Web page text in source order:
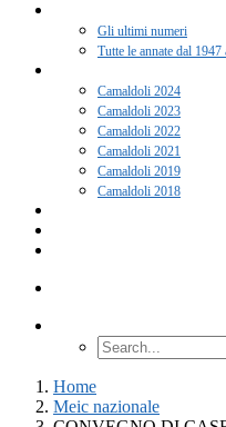
Gli ultimi numeri
Tutte le annate dal 1947
Camaldoli 2024
Camaldoli 2023
Camaldoli 2022
Camaldoli 2021
Camaldoli 2019
Camaldoli 2018
Home
Meic nazionale